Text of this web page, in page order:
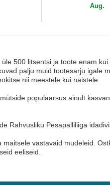
Aug.
500 litsentsi ja toote enam kui
palju muid tootesarju igale
nii meestele kui naistele.
populaarsus ainult
Rahvusliku Pesapalliliiga
vastavaid mudeleid.
eeliseid.